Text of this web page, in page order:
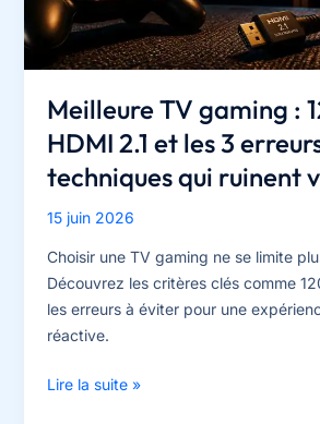
boîtier
externe
pour
le
confort
Meilleure TV gaming :
HDMI 2.1 et les 3
techniques qui ruinent
15 juin 2026
Choisir une TV gaming ne se limite
Découvrez les critères clés comme
les erreurs à éviter pour une
réactive.
Meilleure
Lire la suite »